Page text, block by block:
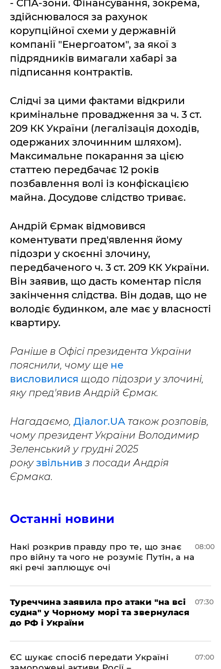
- СПА-зони. Фінансування, зокрема,
здійснювалося за рахунок
корупційної схеми у державній
компанії "Енергоатом", за якої з
підрядників вимагали хабарі за
підписання контрактів.
Слідчі за цими фактами відкрили
кримінальне провадження за ч. 3 ст.
209 КК України (легалізація доходів,
одержаних злочинним шляхом).
Максимальне покарання за цією
статтею передбачає 12 років
позбавлення волі із конфіскацією
майна. Досудове слідство триває.
Андрій Єрмак відмовився
коментувати пред'явлення йому
підозри у скоєнні злочину,
передбаченого ч. 3 ст. 209 КК України.
Він заявив, що дасть коментар після
закінчення слідства. Він додав, що не
володіє будинком, але має у власності
квартиру.
Раніше в Офісі президента України
пояснили, чому ще не
висловилися щодо підозри у злочині,
яку пред'явив Андрій Єрмак.
Нагадаємо, Діалог.UA також розповів,
чому президент України Володимир
Зеленський у грудні 2025
рокузвільнив з посади Андрія
Єрмака.
Останні новини
Накі розкрив правду про те, що знає
про війну та чого не розуміє Путін, а на
які речі заплющує очі
08:00
Туреччина заявила про атаки "на всі
судна" у Чорному морі та звернулася
до РФ і України
07:30
ЄС шукає спосіб передати Україні
07:00